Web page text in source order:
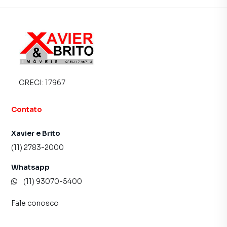
CRECI: 17967
Contato
Xavier e Brito
(11) 2783-2000
Whatsapp
(11) 93070-5400
Fale conosco